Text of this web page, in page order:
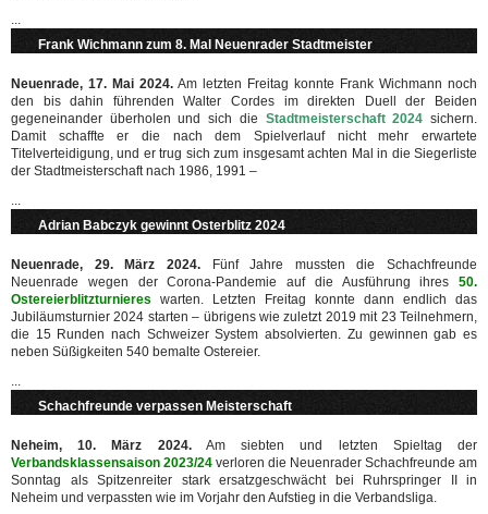
...
Frank Wichmann zum 8. Mal Neuenrader Stadtmeister
Neuenrade, 17. Mai 2024. Am letzten Freitag konnte Frank Wichmann noch
den bis dahin führenden Walter Cordes im direkten Duell der Beiden
gegeneinander überholen und sich die Stadtmeisterschaft 2024 sichern.
Damit schaffte er die nach dem Spielverlauf nicht mehr erwartete
Titelverteidigung, und er trug sich zum insgesamt achten Mal in die Siegerliste
der Stadtmeisterschaft nach 1986, 1991 –
...
Adrian Babczyk gewinnt Osterblitz 2024
Neuenrade, 29. März 2024.
Fünf Jahre mussten die Schachfreunde
Neuenrade wegen der Corona-Pandemie auf die Ausführung ihres 50.
Ostereierblitzturnieres warten. Letzten Freitag konnte dann endlich das
Jubiläumsturnier 2024 starten – übrigens wie zuletzt 2019 mit 23 Teilnehmern,
die 15 Runden nach Schweizer System absolvierten. Zu gewinnen gab es
neben Süßigkeiten 540 bemalte Ostereier.
...
Schachfreunde verpassen Meisterschaft
Neheim, 10. März 2024.Am siebten und letzten Spieltag der
Verbandsklassensaison 2023/24 verloren die Neuenrader Schachfreunde am
Sonntag als Spitzenreiter stark ersatzgeschwächt bei Ruhrspringer II in
Neheim und verpassten wie im Vorjahr den Aufstieg in die Verbandsliga.